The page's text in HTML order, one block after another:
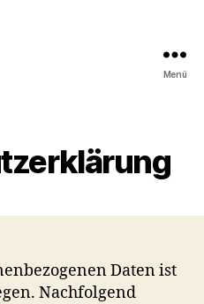
Menü
Daten ist
Nachfolgend